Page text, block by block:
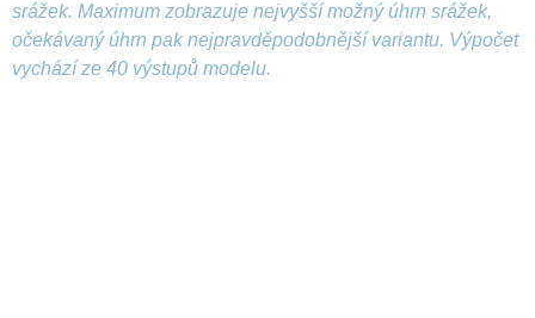
srážek. Maximum zobrazuje nejvyšší možný úhrn srážek,
očekávaný úhrn pak nejpravděpodobnější variantu. Výpočet
vychází ze 40 výstupů modelu.